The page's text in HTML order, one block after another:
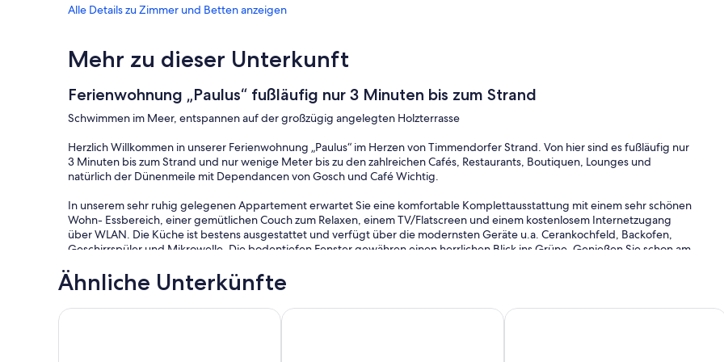
Alle Details zu Zimmer und Betten anzeigen
Mehr zu dieser Unterkunft
Ferienwohnung „Paulus“ fußläufig nur 3 Minuten bis zum Strand
Schwimmen im Meer, entspannen auf der großzügig angelegten Holzterrasse
Herzlich Willkommen in unserer Ferienwohnung „Paulus“ im Herzen von Timmendorfer Strand. Von hier sind es fußläufig nur
3 Minuten bis zum Strand und nur wenige Meter bis zu den zahlreichen Cafés, Restaurants, Boutiquen, Lounges und
natürlich der Dünenmeile mit Dependancen von Gosch und Café Wichtig.
In unserem sehr ruhig gelegenen Appartement erwartet Sie eine komfortable Komplettausstattung mit einem sehr schönen
Wohn- Essbereich, einer gemütlichen Couch zum Relaxen, einem TV/Flatscreen und einem kostenlosem Internetzugang
über WLAN. Die Küche ist bestens ausgestattet und verfügt über die modernsten Geräte u.a. Cerankochfeld, Backofen,
Geschirrspüler und Mikrowelle. Die bodentiefen Fenster gewähren einen herrlichen Blick ins Grüne. Genießen Sie schon am
Strandkorb und einer Markise ausgestattet ist. Genießen Sie die Sonne bis in die Abendstunden.
Das kleine Schlafzimmer verfügt über ein Doppelbett (160x200), elektrische Außenjalousien und einen geräumigen
Kleiderschrank. Kinderreisebettchen, Hochstuhl und Rausfallschutz können kostenfrei zur Verfügung gestellt werden.
Ähnliche Unterkünfte
Exklusive Ferienwohnung "Strandmuschel", nur 50 m zum Strand
Ferienwohnung Residenz App 812 Komfortable Ferienwohnung mit